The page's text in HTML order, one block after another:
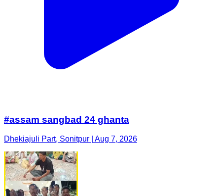
#assam sangbad 24 ghanta
Dhekiajuli Part, Sonitpur | Aug 7, 2026